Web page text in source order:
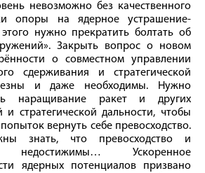
невозможно без качественного
опоры на ядерное устрашение-
нужно прекратить болтать об
Закрыть вопрос о новом
о совместном управлении
сдерживания и стратегической
и даже необходимы. Нужно
наращивание ракет и других
и стратегической дальности, чтобы
вернуть себе превосходство.
знать, что превосходство и
недостижимы… Ускоренное
ядерных потенциалов призвано